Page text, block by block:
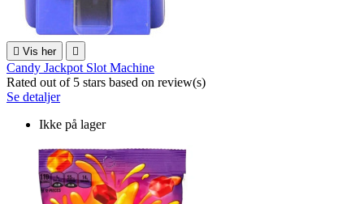
 Vis her 
Candy Jackpot Slot Machine
Rated out of 5 stars based on review(s)
Se detaljer
Ikke på lager